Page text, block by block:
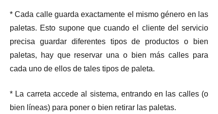
* Cada calle guarda exactamente el mismo género en las
paletas. Esto supone que cuando el cliente del servicio
precisa guardar diferentes tipos de productos o bien
paletas, hay que reservar una o bien más calles para
cada uno de ellos de tales tipos de paleta.
* La carreta accede al sistema, entrando en las calles (o
bien líneas) para poner o bien retirar las paletas.